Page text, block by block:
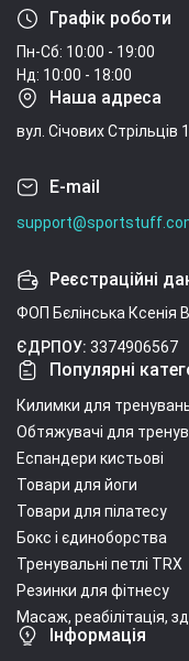
Покриття
600х600х2,8мм
УЦІНКА.
рейки
600х600х2,8мм
Графік роботи
Пн-Сб: 10:00 - 19:00
Нд: 10:00 - 18:00
Наша адреса
вул. Січових Стрільців
E-mail
Реєстраційні
ФОП Бєлінська Ксенія
ЄДРПОУ: 3374906567
Популярні
Килимки для
Обтяжувачі для
Еспандери кистьові
Товари для йоги
Товари для пілатесу
Бокс і єдиноборства
Тренувальні петлі TRX
Резинки для фітнесу
Масаж, реабілітація,
Інформація